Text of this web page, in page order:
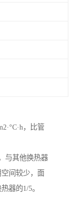
，比管
与其他换热器
间较少，面
器的1/5。